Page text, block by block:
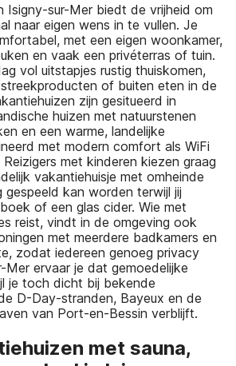
Isigny-sur-Mer biedt de vrijheid om
naar eigen wens in te vullen. Je
met een eigen woonkamer,
en vaak een privéterras of tuin.
vol uitstapjes rustig thuiskomen,
of buiten eten in de
zijn gesitueerd in
huizen met natuurstenen
en een warme, landelijke
met modern comfort als WiFi
met kinderen kiezen graag
vakantiehuisje met omheinde
gespeeld kan worden terwijl jij
of een glas cider. Wie met
reist, vindt in de omgeving ook
met meerdere badkamers en
zodat iedereen genoeg privacy
ervaar je dat gemoedelijke
je toch dicht bij bekende
D-Day-stranden, Bayeux en de
van Port-en-Bessin verblijft.
met sauna,